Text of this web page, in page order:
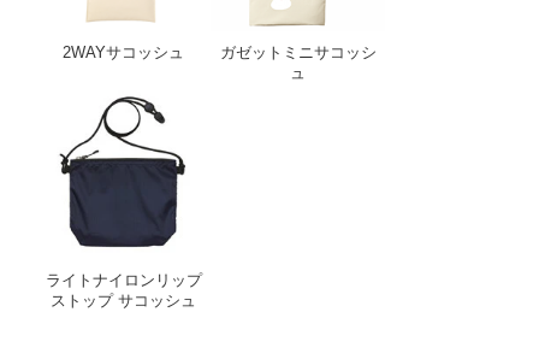
2WAYサコッシュ
ガゼットミニサコッシ
ュ
ライトナイロンリップ
ストップ サコッシュ